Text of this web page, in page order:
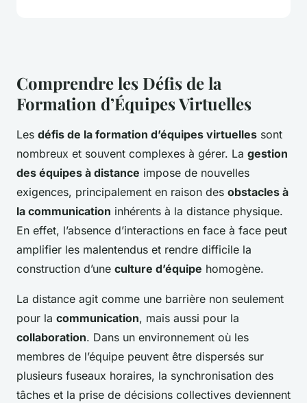
Comprendre les Défis de la
Formation d’Équipes Virtuelles
Les défis de la formation d’équipes virtuelles sont
nombreux et souvent complexes à gérer. La gestion
des équipes à distance impose de nouvelles
exigences, principalement en raison des obstacles à
la communication inhérents à la distance physique.
En effet, l’absence d’interactions en face à face peut
amplifier les malentendus et rendre difficile la
construction d’une culture d’équipe homogène.
La distance agit comme une barrière non seulement
pour la communication, mais aussi pour la
collaboration. Dans un environnement où les
membres de l’équipe peuvent être dispersés sur
plusieurs fuseaux horaires, la synchronisation des
tâches et la prise de décisions collectives deviennent